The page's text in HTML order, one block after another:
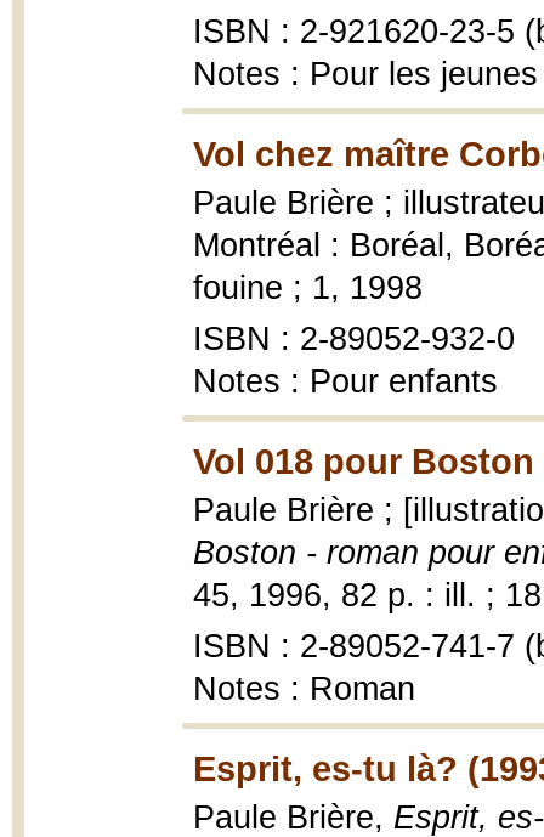
ISBN : 2-921620-23-5
Notes : Pour les jeunes
Vol chez maître
Paule Brière ;
Montréal : Boréal,
fouine ; 1, 1998
ISBN : 2-89052-932-0
Notes : Pour enfants
Vol 018 pour Boston
Paule Brière ;
Boston - roman pour
45, 1996, 82 p. : ill. ;
ISBN : 2-89052-741-7
Notes : Roman
Esprit, es-tu là?
Paule Brière, Esprit,